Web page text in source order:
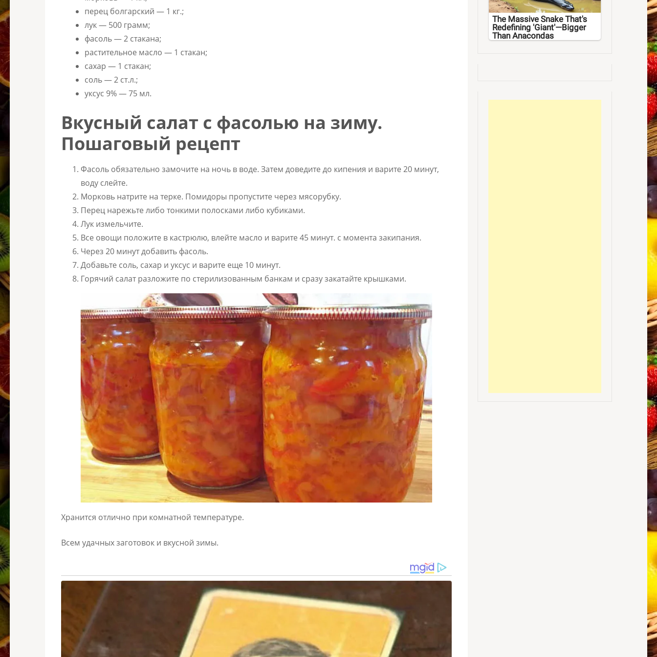
перец болгарский — 1 кг.;
лук — 500 грамм;
фасоль — 2 стакана;
растительное масло — 1 стакан;
сахар — 1 стакан;
соль — 2 ст.л.;
уксус 9% — 75 мл.
Вкусный салат с фасолью на зиму.
Пошаговый рецепт
Фасоль обязательно замочите на ночь в воде. Затем доведите до кипения и варите 20 минут,
воду слейте.
Морковь натрите на терке. Помидоры пропустите через мясорубку.
Перец нарежьте либо тонкими полосками либо кубиками.
Лук измельчите.
Все овощи положите в кастрюлю, влейте масло и варите 45 минут. с момента закипания.
Через 20 минут добавить фасоль.
Добавьте соль, сахар и уксус и варите еще 10 минут.
Горячий салат разложите по стерилизованным банкам и сразу закатайте крышками.
Хранится отлично при комнатной температуре.
Всем удачных заготовок и вкусной зимы.
The Massive Snake That's
Redefining 'Giant'—Bigger
Than Anacondas